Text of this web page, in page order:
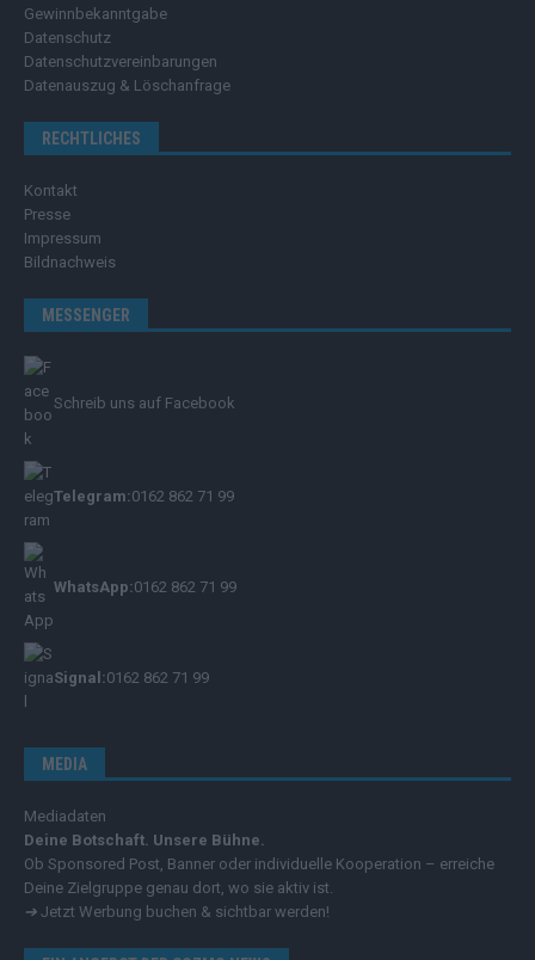
Gewinnbekanntgabe
Datenschutz
Datenschutzvereinbarungen
Datenauszug & Löschanfrage
RECHTLICHES
Kontakt
Presse
Impressum
Bildnachweis
MESSENGER
Schreib uns auf Facebook
Telegram:0162 862 71 99
WhatsApp:0162 862 71 99
Signal:0162 862 71 99
MEDIA
Mediadaten
Deine Botschaft. Unsere Bühne.
Ob Sponsored Post, Banner oder individuelle Kooperation – erreiche
Deine Zielgruppe genau dort, wo sie aktiv ist.
➔ Jetzt Werbung buchen & sichtbar werden!